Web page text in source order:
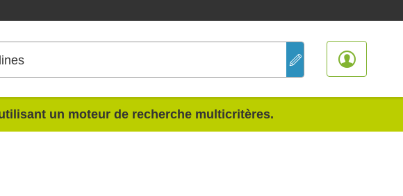
un moteur de recherche multicritères.